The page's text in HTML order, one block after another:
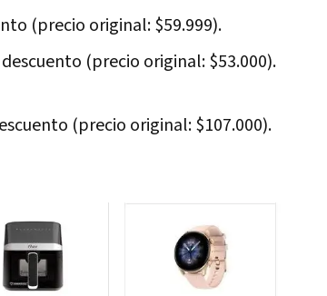
(precio original: $59.999).
(precio original: $53.000).
(precio original: $107.000).